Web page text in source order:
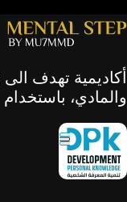
أكاديمية تهدف
والمادي،